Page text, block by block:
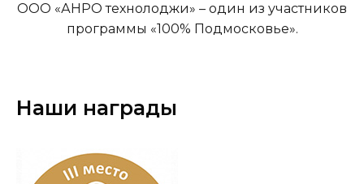
ООО «АНРО технолоджи» – один из участников
программы «100% Подмосковье».
Наши награды